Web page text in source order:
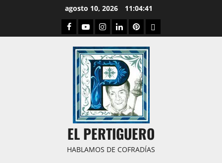
agosto 10, 2026 11:04:41
Facebook
YoutubeInstagram
LinkedPinterestDribbble
EL PERTIGUERO
HABLAMOS DE COFRADÍAS